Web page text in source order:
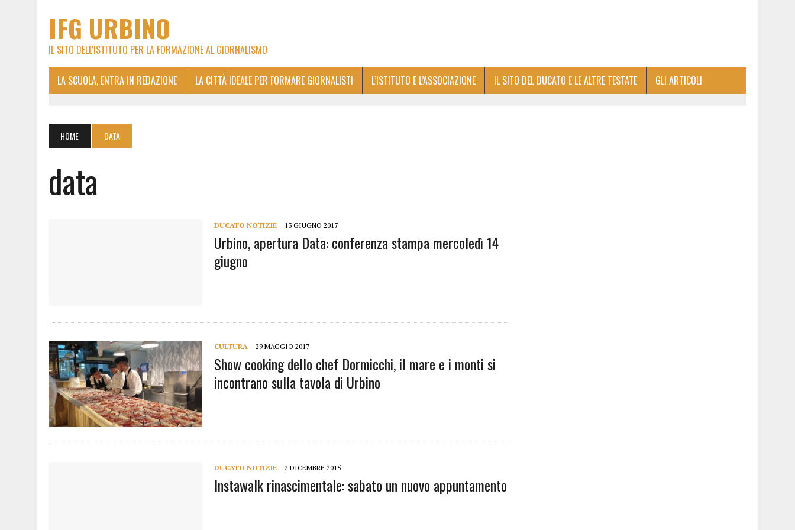
IFG URBINO
IL SITO DELL'ISTITUTO PER LA FORMAZIONE AL GIORNALISMO
LA SCUOLA, ENTRA IN REDAZIONE LA CITTÀ IDEALE PER FORMARE GIORNALISTI L’ISTITUTO E L’ASSOCIAZIONE IL SITO DEL DUCATO E LE ALTRE TESTATE GLI ARTICOLI
HOME DATA
data
DUCATO NOTIZIE 13 GIUGNO 2017
Urbino, apertura Data: conferenza stampa mercoledì 14
giugno
CULTURA 29 MAGGIO 2017
Show cooking dello chef Dormicchi, il mare e i monti si
incontrano sulla tavola di Urbino
DUCATO NOTIZIE 2 DICEMBRE 2015
Instawalk rinascimentale: sabato un nuovo appuntamento